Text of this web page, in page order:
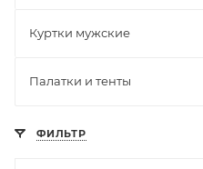
Куртки мужские
Палатки и тенты
ФИЛЬТР